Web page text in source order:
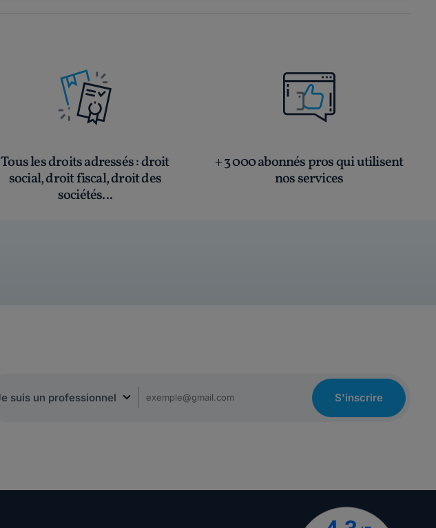
Tous les droits adressés: droit
social, droit fiscal, droit des
sociétés...
+ 3 000 abonnés pros qui utilisent
nos services
S'inscrire